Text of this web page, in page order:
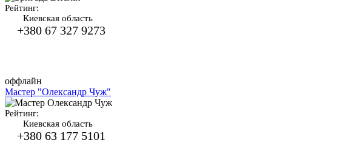
Рейтинг:
Киевская область
+380 67 327 9273
оффлайн
Мастер "Олександр Чуж"
Рейтинг:
Киевская область
+380 63 177 5101